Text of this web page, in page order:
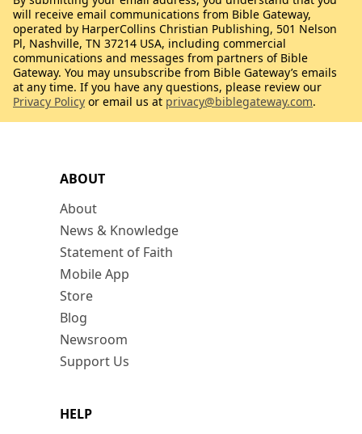
ABOUT
About
News & Knowledge
Statement of Faith
Mobile App
Store
Blog
Newsroom
Support Us
HELP
will receive email communications from Bible Gateway,
operated by HarperCollins Christian Publishing, 501 Nelson
Pl, Nashville, TN 37214 USA, including commercial
communications and messages from partners of Bible
Gateway. You may unsubscribe from Bible Gateway’s emails
at any time. If you have any questions, please review our
Privacy Policy or email us at privacy@biblegateway.com.